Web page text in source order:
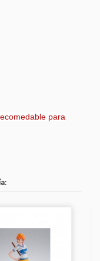
para